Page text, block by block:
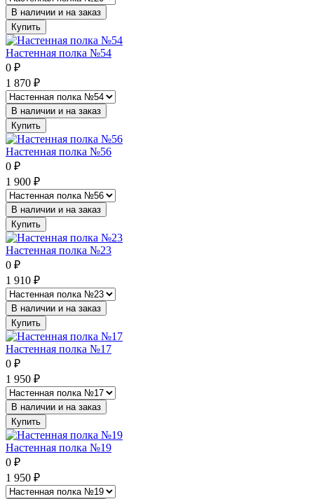
В наличии и на заказ
Купить
Настенная полка №54
0 ₽
1 870 ₽
В наличии и на заказ
Купить
Настенная полка №56
0 ₽
1 900 ₽
В наличии и на заказ
Купить
Настенная полка №23
0 ₽
1 910 ₽
В наличии и на заказ
Купить
Настенная полка №17
0 ₽
1 950 ₽
В наличии и на заказ
Купить
Настенная полка №19
0 ₽
1 950 ₽